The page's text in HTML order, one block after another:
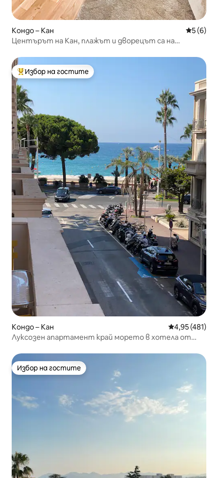
Кондо – Кан Средна
5 (6)
Центърът на Кан, плажът и дворецът са на
Най-популярен избор на гостите
Избор на гостите
Кондо – Кан Средна
4,95 (481)
Луксозен апартамент край морето в хотела от
Избор на гостите
Избор на гостите